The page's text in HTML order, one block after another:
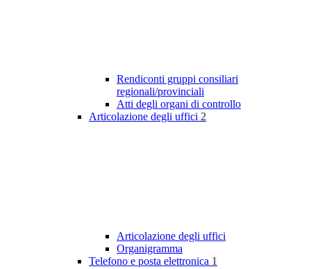
Rendiconti gruppi consiliari
regionali/provinciali
Atti degli organi di controllo
Articolazione degli uffici 2
Articolazione degli uffici
Organigramma
Telefono e posta elettronica 1